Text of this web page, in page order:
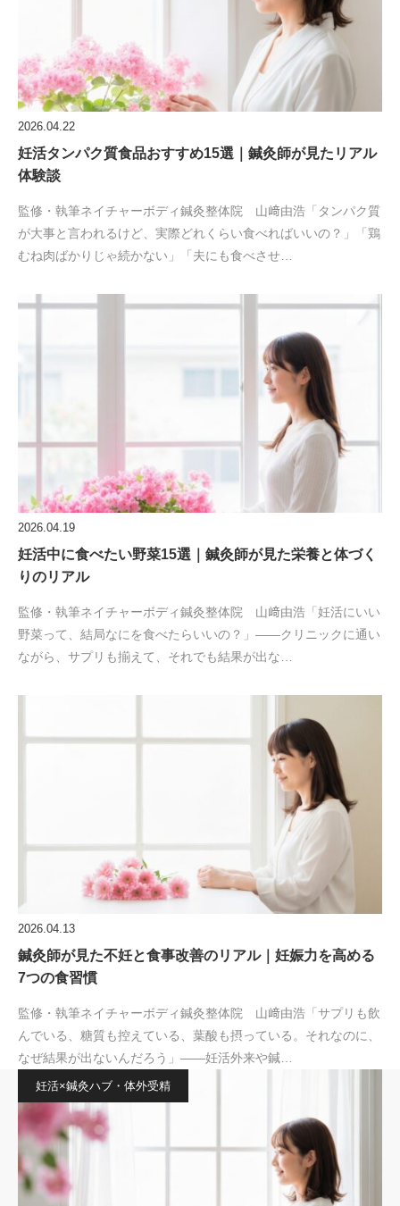
2026.04.22
妊活タンパク質食品おすすめ15選｜鍼灸師が見たリアル
体験談
監修・執筆ネイチャーボディ鍼灸整体院 山﨑由浩「タンパク質
が大事と言われるけど、実際どれくらい食べればいいの？」「鶏
むね肉ばかりじゃ続かない」「夫にも食べさせ…
2026.04.19
妊活中に食べたい野菜15選｜鍼灸師が見た栄養と体づく
りのリアル
監修・執筆ネイチャーボディ鍼灸整体院 山﨑由浩「妊活にいい
野菜って、結局なにを食べたらいいの？」——クリニックに通い
ながら、サプリも揃えて、それでも結果が出な…
2026.04.13
鍼灸師が見た不妊と食事改善のリアル｜妊娠力を高める
7つの食習慣
監修・執筆ネイチャーボディ鍼灸整体院 山﨑由浩「サプリも飲
んでいる、糖質も控えている、葉酸も摂っている。それなのに、
なぜ結果が出ないんだろう」——妊活外来や鍼…
妊活×鍼灸ハブ・体外受精